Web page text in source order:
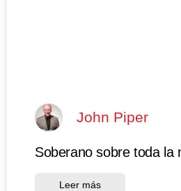
John Piper
Soberano sobre toda la
Leer más